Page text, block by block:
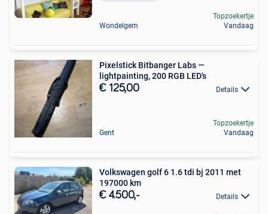
Wondelgem
Topzoekertje
Vandaag
Pixelstick Bitbanger Labs —
lightpainting, 200 RGB LED's
€ 125,00 Details
Gent
Topzoekertje
Vandaag
Volkswagen golf 6 1.6 tdi bj 2011 met
197000 km
€ 4.500,- Details